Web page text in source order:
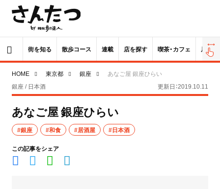
街を知る 散歩コース 連載 店を探す 喫茶・カフェ 居酒屋
HOME 東京都 銀座
あなご屋 銀座ひらい
銀座 / 日本酒
更新日：2019.10.11
あなご屋 銀座ひらい
#銀座 #和食 #居酒屋 #日本酒
この記事をシェア